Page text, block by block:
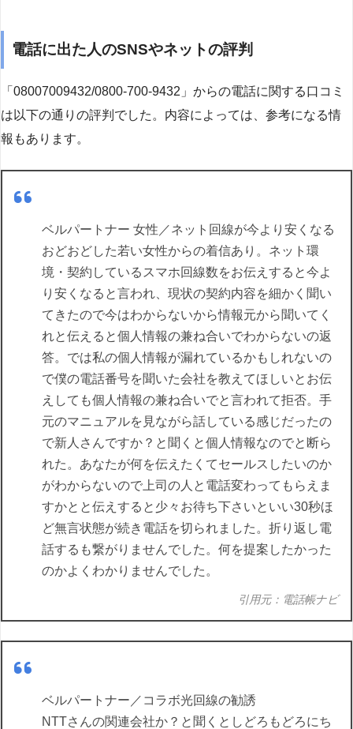
電話に出た人のSNSやネットの評判
「08007009432/0800-700-9432」からの電話に関する口コミ
は以下の通りの評判でした。内容によっては、参考になる情
報もあります。
ベルパートナー 女性／ネット回線が今より安くなる
おどおどした若い女性からの着信あり。ネット環
境・契約しているスマホ回線数をお伝えすると今よ
り安くなると言われ、現状の契約内容を細かく聞い
てきたので今はわからないから情報元から聞いてく
れと伝えると個人情報の兼ね合いでわからないの返
答。では私の個人情報が漏れているかもしれないの
で僕の電話番号を聞いた会社を教えてほしいとお伝
えしても個人情報の兼ね合いでと言われて拒否。手
元のマニュアルを見ながら話している感じだったの
で新人さんですか？と聞くと個人情報なのでと断ら
れた。あなたが何を伝えたくてセールスしたいのか
がわからないので上司の人と電話変わってもらえま
すかとと伝えすると少々お待ち下さいといい30秒ほ
ど無言状態が続き電話を切られました。折り返し電
話するも繋がりませんでした。何を提案したかった
のかよくわかりませんでした。
引用元：電話帳ナビ
ベルパートナー／コラボ光回線の勧誘
NTTさんの関連会社か？と聞くとしどろもどろにち